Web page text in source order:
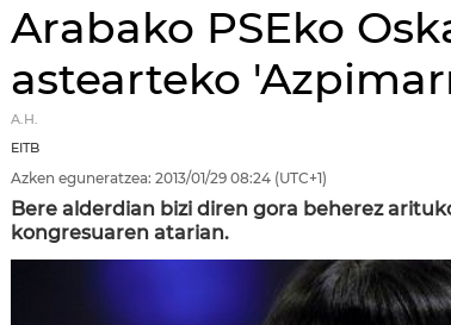
Arabako PSEko
astearteko
A.H.
EITB
Azken eguneratzea: 2013/01/29 08:24 (UTC+1)
Bere alderdian bizi diren gora beherez
kongresuaren atarian.